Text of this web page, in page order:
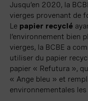
Jusqu’en 2020, la
vierges provenant de
Le papier recyclé
l’environnement bien
vierges, la BCBE a
utiliser du papier
papier « Refutura »,
« Ange bleu » et
environnementales